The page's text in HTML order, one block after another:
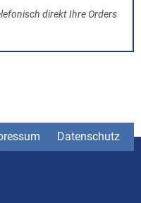
direkt Ihre Orders
Datenschutz